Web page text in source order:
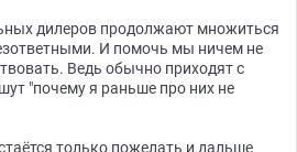
дилеров продолжают множиться
И помочь мы ничем не
Ведь обычно приходят с
"почему я раньше про них не
только пожелать и дальше